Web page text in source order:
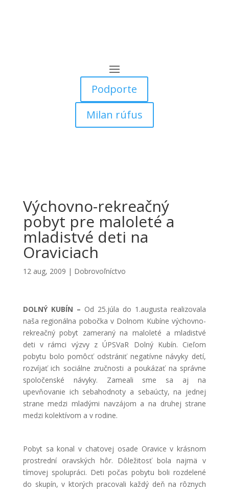
Podporte
Milan rúfus
Výchovno-rekreačný
pobyt pre maloleté a
mladistvé deti na
Oraviciach
12 aug, 2009 | Dobrovoľníctvo
DOLNÝ KUBÍN – Od 25.júla do 1.augusta realizovala
naša regionálna pobočka v Dolnom Kubíne výchovno-
rekreačný pobyt zameraný na maloleté a mladistvé
deti v rámci výzvy z ÚPSVaR Dolný Kubín. Cieľom
pobytu bolo pomôcť odstrániť negatívne návyky detí,
rozvíjať ich sociálne zručnosti a poukázať na správne
spoločenské návyky. Zameali sme sa aj na
upevňovanie ich sebahodnoty a sebaúcty, na jednej
strane medzi mladými navzájom a na druhej strane
medzi kolektívom a v rodine.
Pobyt sa konal v chatovej osade Oravice v krásnom
prostrední oravských hôr. Dôležitosť bola najmä v
tímovej spolupráci. Deti počas pobytu boli rozdelené
do skupín, v ktorých pracovali každý deň na rôznych